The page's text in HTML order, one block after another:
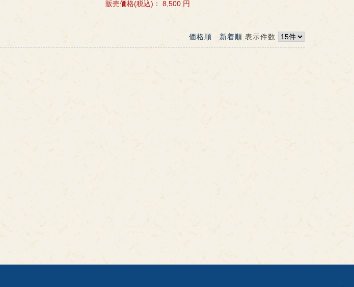
販売価格(税込)： 8,500 円
価格順 新着順 表示件数